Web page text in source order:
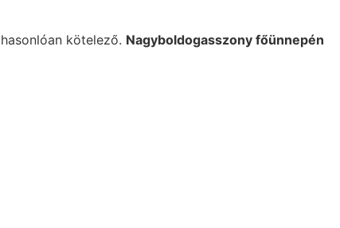
kötelező. Nagyboldogasszony főünnepén